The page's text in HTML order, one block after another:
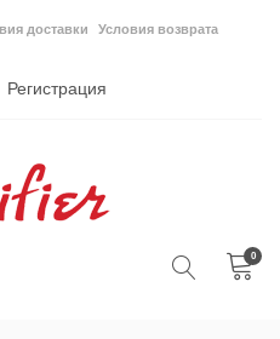
доставки Условия возврата
Регистрация
0